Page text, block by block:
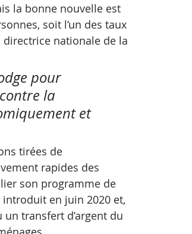
la bonne nouvelle est
soit l’un des taux
directrice nationale de la
pour
la
et
tirées de
rapides des
son programme de
introduit en juin 2020 et,
transfert d’argent du